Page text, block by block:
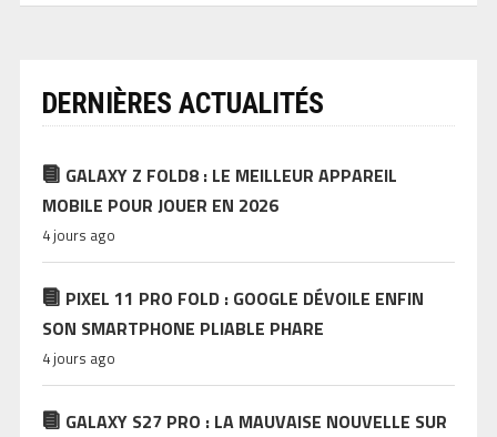
DERNIÈRES ACTUALITÉS
GALAXY Z FOLD8 : LE MEILLEUR APPAREIL
MOBILE POUR JOUER EN 2026
4 jours ago
PIXEL 11 PRO FOLD : GOOGLE DÉVOILE ENFIN
SON SMARTPHONE PLIABLE PHARE
4 jours ago
GALAXY S27 PRO : LA MAUVAISE NOUVELLE SUR